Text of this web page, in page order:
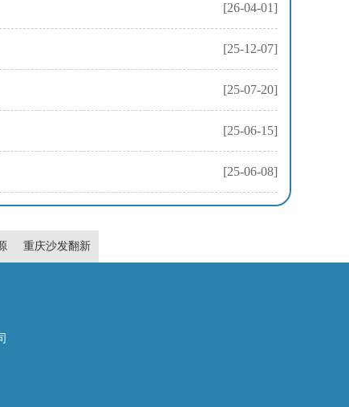
[26-04-01]
[25-12-07]
[25-07-20]
[25-06-15]
[25-06-08]
重庆沙发翻新